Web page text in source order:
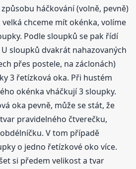
háčkování (volně, pevně)
chceme mít okénka, volíme
Podle sloupků se pak řídí
sloupků dvakrát nahazovaných
přes postele, na záclonách)
3 řetízková oka. Při hustém
okénka vháčkují 3 sloupky.
oka pevně, může se stát, že
pravidelného čtverečku,
V tom případě
o jedno řetízkové oko více.
si předem velikost a tvar